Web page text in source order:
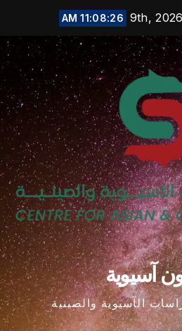
11:08:27 AM
آسيوية
الآسيوية والصينية